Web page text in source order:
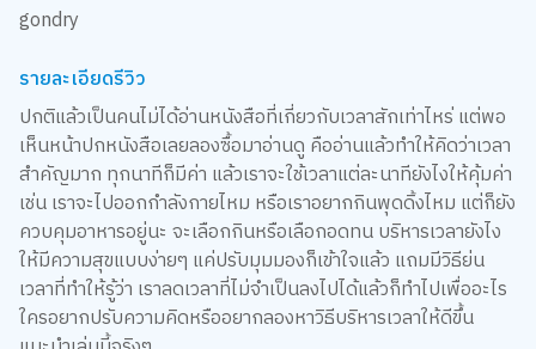
gondry
รายละเอียดรีวิว
ปกติแล้วเป็นคนไม่ได้อ่านหนังสือที่เกี่ยวกับเวลาสักเท่าไหร่ แต่พอ
เห็นหน้าปกหนังสือเลยลองซื้อมาอ่านดู คืออ่านแล้วทำให้คิดว่าเวลา
สำคัญมาก ทุกนาทีก็มีค่า แล้วเราจะใช้เวลาแต่ละนาทียังไงให้คุ้มค่า
เช่น เราจะไปออกกำลังกายไหม หรือเราอยากกินพุดดิ้งไหม แต่ก็ยัง
ควบคุมอาหารอยู่นะ จะเลือกกินหรือเลือกอดทน บริหารเวลายังไง
ให้มีความสุขแบบง่ายๆ แค่ปรับมุมมองก็เข้าใจแล้ว แถมมีวิธีย่น
เวลาที่ทำให้รู้ว่า เราลดเวลาที่ไม่จำเป็นลงไปได้แล้วก็ทำไปเพื่ออะไร
ใครอยากปรับความคิดหรืออยากลองหาวิธีบริหารเวลาให้ดีขึ้น